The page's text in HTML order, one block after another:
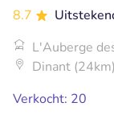
8.7
L'Auberge
Dinant (24km)
Verkocht: 20